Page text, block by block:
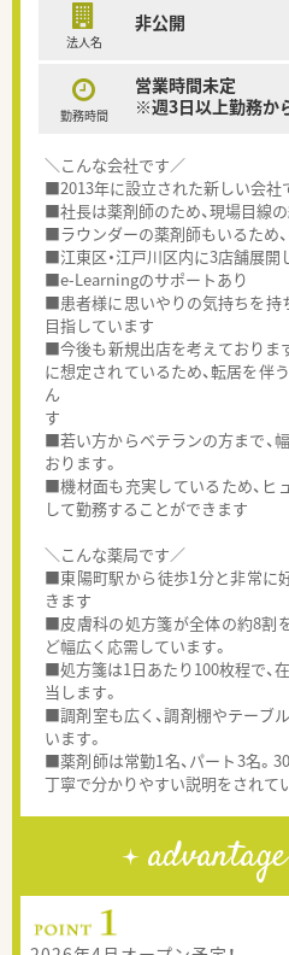
法人名
非公開
勤務時間
営業時間未定
※週3日以上勤務か
＼こんな会社です／
■2013年に設立された新しい会社
■社長は薬剤師のため、現場目線
■ラウンダーの薬剤師もいるため
■江東区・江戸川区内に3店舗展開
■e-Learningのサポートあり
■患者様に思いやりの気持ちを持
目指しています
■今後も新規出店を考えておりま
に想定されているため、転居を伴
ん
す
■若い方からベテランの方まで、
おります。
■機材面も充実しているため、ヒ
して勤務することができます
＼こんな薬局です／
■東陽町駅から徒歩1分と非常に
きます
■皮膚科の処方箋が全体の約8割
ど幅広く応需しています。
■処方箋は1日あたり100枚程で、
当します。
■調剤室も広く、調剤棚やテーブ
います。
■薬剤師は常勤1名、パート3名。
丁寧で分かりやすい説明をされて
advantage